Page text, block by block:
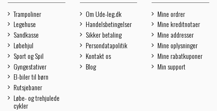
Trampoliner
Legehuse
Sandkasse
Løbehjul
Sport og Spil
Gyngestativer
El-biler til børn
Rutsjebaner
Løbe- og trehjulede
cykler
Om Ude-leg.dk
Handelsbetingelser
Sikker betaling
Persondatapolitik
Kontakt os
Blog
Mine ordrer
Mine kreditnotaer
Mine addresser
Mine oplysninger
Mine rabatkuponer
Min support